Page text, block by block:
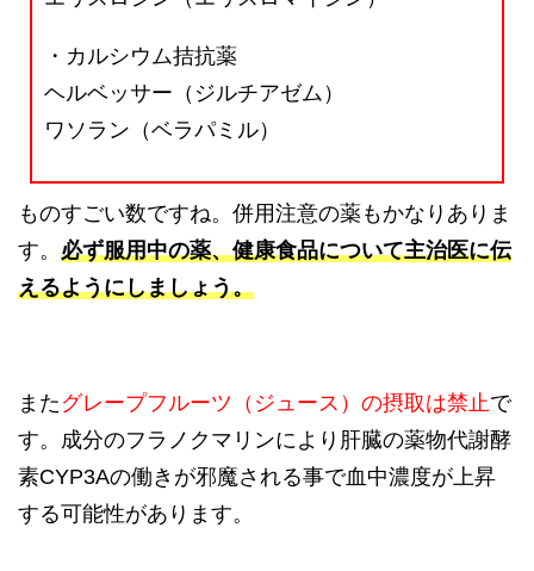
・カルシウム拮抗薬
ヘルベッサー（ジルチアゼム）
ワソラン（ベラパミル）
ものすごい数ですね。併用注意の薬もかなりありま
す。 必ず服用中の薬、健康食品について主治医に伝
えるようにしましょう。
また グレープフルーツ（ジュース）の摂取は禁止で
す。成分のフラノクマリンにより肝臓の薬物代謝酵
素CYP3Aの働きが邪魔される事で血中濃度が上昇
する可能性があります。